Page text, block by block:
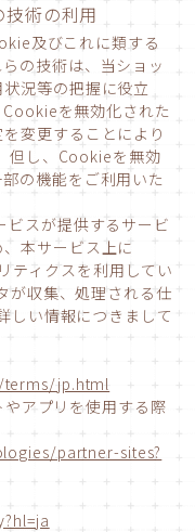
術の利用
及びこれに類する
の技術は、当ショッ
況等の把握に役立
を無効化された
変更することにより
但し、Cookieを無効
の機能をご利用いた
ビスが提供するサービ
本サービス上に
ティクスを利用してい
が収集、処理される仕
しい情報につきまして
jp.html
アプリを使用する際
partner-sites?